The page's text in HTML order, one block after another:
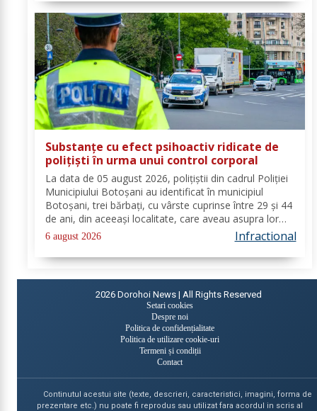
Substanțe cu efect psihoactiv ridicate de
polițiști în urma unui control corporal
La data de 05 august 2026, polițiștii din cadrul Poliției
Municipiului Botoșani au identificat în municipiul
Botoșani, trei bărbați, cu vârste cuprinse între 29 și 44
de ani, din aceeași localitate, care aveau asupra lor
substanțe psihoactive. În urma efectuării controlului
corporal asupra unuia...
6 august 2026 Infractional
2026 Dorohoi News | All Rights Reserved
Setari cookies
Despre noi
Politica de confidențialitate
Politica de utilizare cookie-uri
Termeni și condiții
Contact
Continutul acestui site (texte, descrieri, caracteristici, imagini, forma de
prezentare etc.) nu poate fi reprodus sau utilizat fara acordul in scris al